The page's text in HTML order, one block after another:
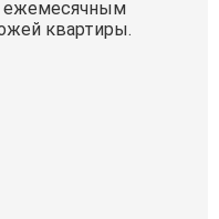
ежемесячным
квартиры.